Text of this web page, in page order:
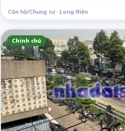
Căn hộ/Chung cư · Long Biên
Chính chủ